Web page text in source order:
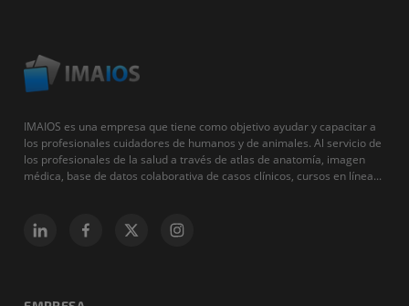
IMAIOS es una empresa que tiene como objetivo ayudar y capacitar a
los profesionales cuidadores de humanos y de animales. Al servicio de
los profesionales de la salud a través de atlas de anatomía, imagen
médica, base de datos colaborativa de casos clínicos, cursos en línea...